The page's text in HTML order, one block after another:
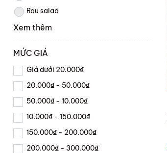
Rau salad
Xem thêm
MỨC GIÁ
Giá dưới 20.000₫
20.000₫ - 50.000₫
50.000₫ - 10.000₫
10.000₫ - 150.000₫
150.000₫ - 200.000₫
200.000₫ - 300.000₫